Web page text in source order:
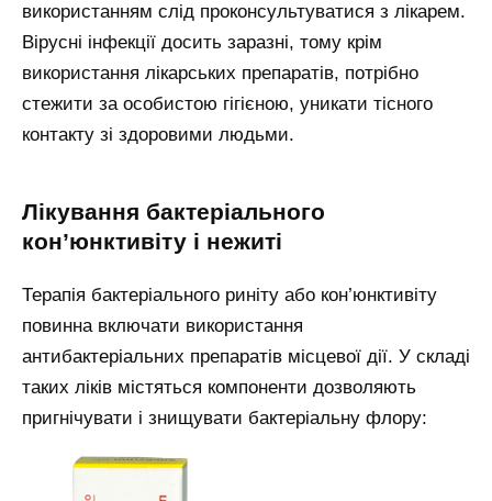
використанням слід проконсультуватися з лікарем.
Вірусні інфекції досить заразні, тому крім
використання лікарських препаратів, потрібно
стежити за особистою гігієною, уникати тісного
контакту зі здоровими людьми.
Лікування бактеріального
кон’юнктивіту і нежиті
Терапія бактеріального риніту або кон’юнктивіту
повинна включати використання
антибактеріальних препаратів місцевої дії. У складі
таких ліків містяться компоненти дозволяють
пригнічувати і знищувати бактеріальну флору: